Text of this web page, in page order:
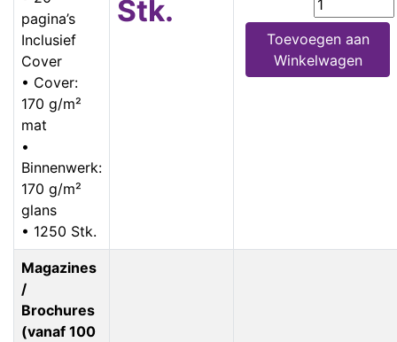
pagina’s
Inclusief
Cover
• Cover:
170 g/m²
mat
•
Binnenwerk:
170 g/m²
glans
• 1250 Stk.
Stk.
Toevoegen aan
Winkelwagen
Magazines
/
Brochures
(vanaf 100